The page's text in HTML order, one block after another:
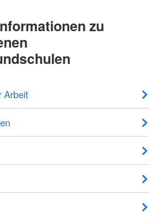
zu
Arbeit